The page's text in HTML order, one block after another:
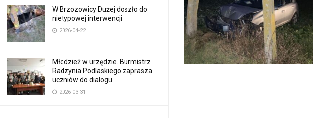
W Brzozowicy Dużej doszło do
nietypowej interwencji
2026-04-22
Młodzież w urzędzie. Burmistrz
Radzynia Podlaskiego zaprasza
uczniów do dialogu
2026-03-31